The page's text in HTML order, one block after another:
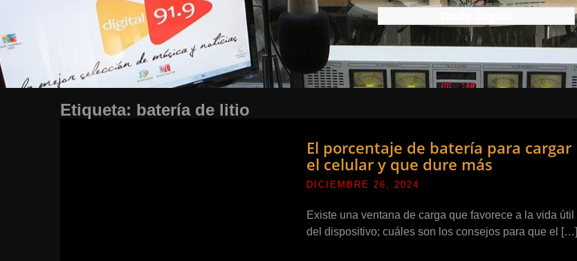
Etiqueta: batería de litio
El porcentaje de batería para cargar
el celular y que dure más
DICIEMBRE 26, 2024
Existe una ventana de carga que favorece a la vida útil
del dispositivo; cuáles son los consejos para que el […]